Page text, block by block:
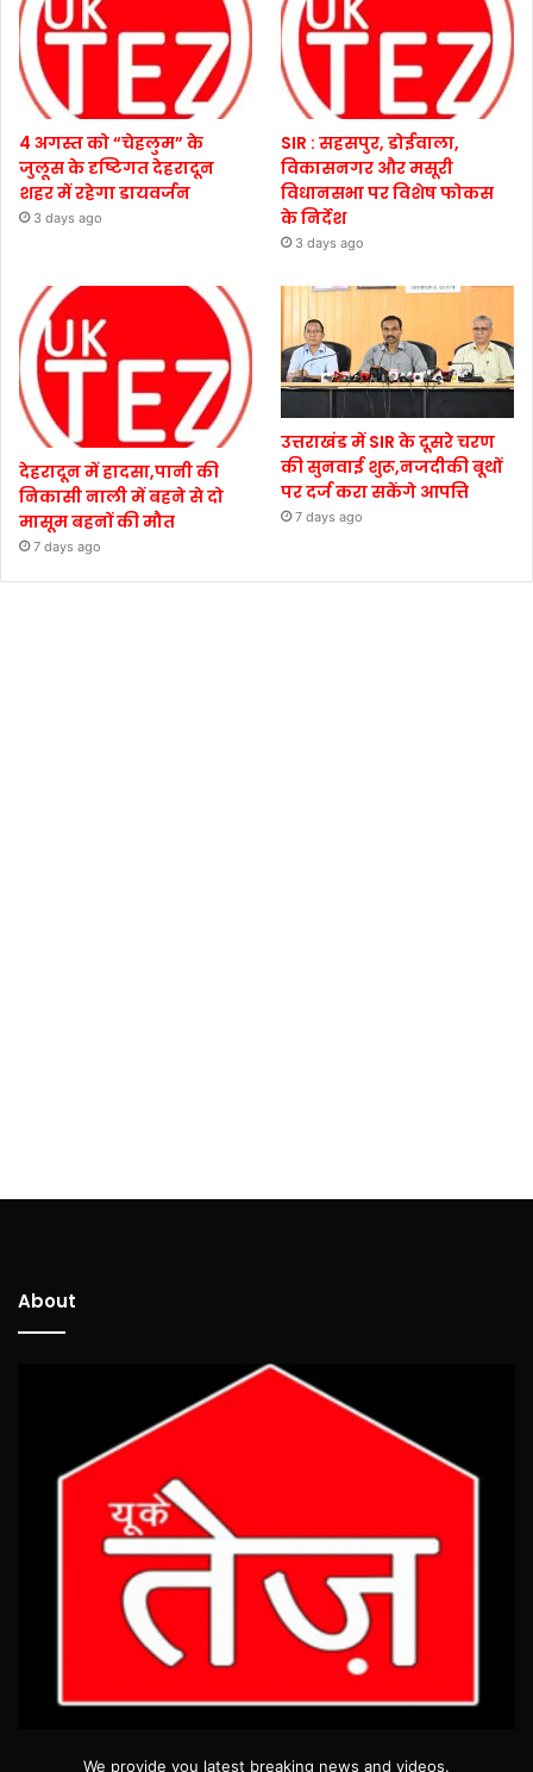
4 अगस्त को “चेहलुम” के
जुलूस के दृष्टिगत देहरादून
शहर में रहेगा डायवर्जन
3 days ago
SIR : सहसपुर, डोईवाला,
विकासनगर और मसूरी
विधानसभा पर विशेष फोकस
के निर्देश
3 days ago
देहरादून में हादसा,पानी की
निकासी नाली में बहने से दो
मासूम बहनों की मौत
7 days ago
उत्तराखंड में SIR के दूसरे चरण
की सुनवाई शुरू,नजदीकी बूथों
पर दर्ज करा सकेंगे आपत्ति
7 days ago
About
We provide you latest breaking news and videos.